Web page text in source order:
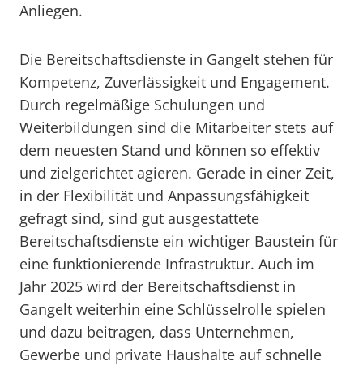
Anliegen.
Die Bereitschaftsdienste in Gangelt stehen für
Kompetenz, Zuverlässigkeit und Engagement.
Durch regelmäßige Schulungen und
Weiterbildungen sind die Mitarbeiter stets auf
dem neuesten Stand und können so effektiv
und zielgerichtet agieren. Gerade in einer Zeit,
in der Flexibilität und Anpassungsfähigkeit
gefragt sind, sind gut ausgestattete
Bereitschaftsdienste ein wichtiger Baustein für
eine funktionierende Infrastruktur. Auch im
Jahr 2025 wird der Bereitschaftsdienst in
Gangelt weiterhin eine Schlüsselrolle spielen
und dazu beitragen, dass Unternehmen,
Gewerbe und private Haushalte auf schnelle